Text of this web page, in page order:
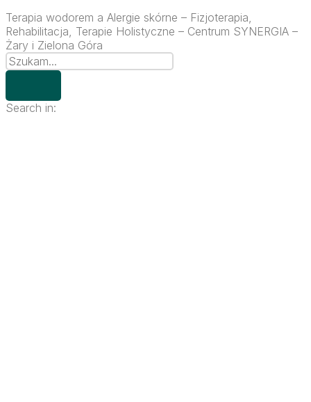
Terapia wodorem a Alergie skórne – Fizjoterapia,
Rehabilitacja, Terapie Holistyczne – Centrum SYNERGIA –
Żary i Zielona Góra
Search in: